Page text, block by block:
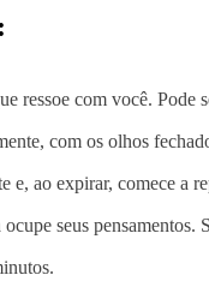
ressoe com você.
com os olhos
e, ao expirar, comece a
seus